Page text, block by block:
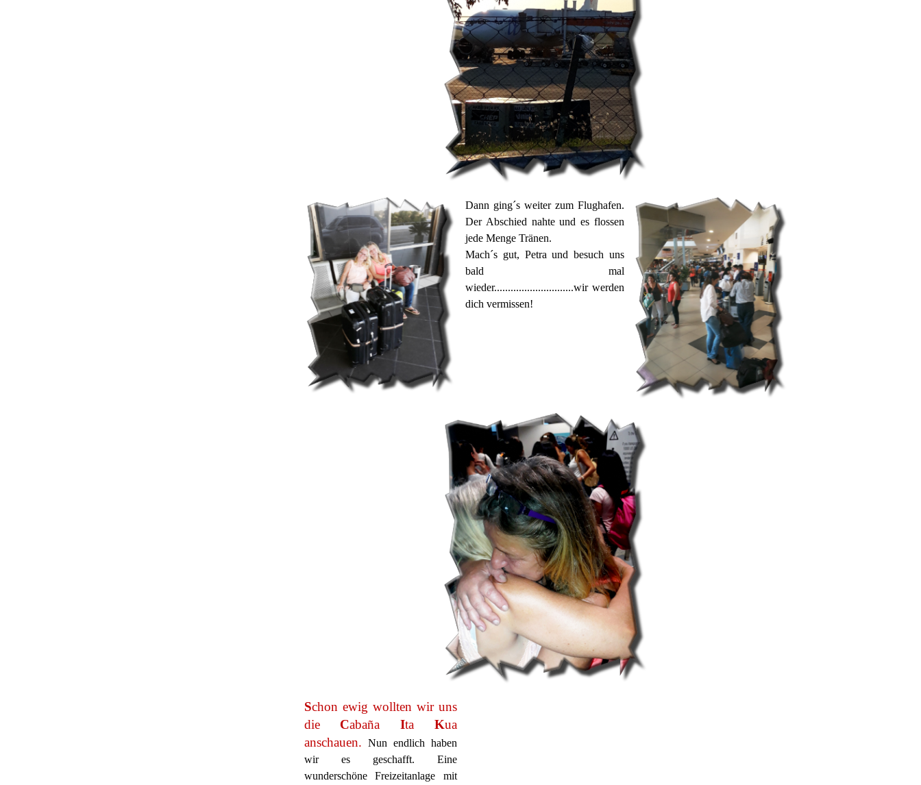
Dann ging´s weiter zum Flughafen.
Der Abschied nahte und es flossen
jede Menge Tränen.
Mach´s gut, Petra und besuch uns
bald mal
wieder.............................wir werden
dich vermissen!
Schon ewig wollten wir uns
die CabañaItaKua
anschauen.Nun endlich haben
wir es geschafft. Eine
wunderschöne Freizeitanlage mit